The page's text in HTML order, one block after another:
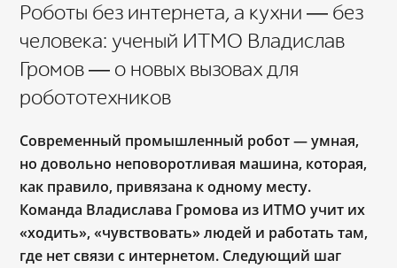
Роботы без интернета, а кухни ― без
человека: ученый ИТМО Владислав
Громов ― о новых вызовах для
робототехников
Современный промышленный робот — умная,
но довольно неповоротливая машина, которая,
как правило, привязана к одному месту.
Команда Владислава Громова из ИТМО учит их
«ходить», «чувствовать» людей и работать там,
где нет связи с интернетом. Следующий шаг